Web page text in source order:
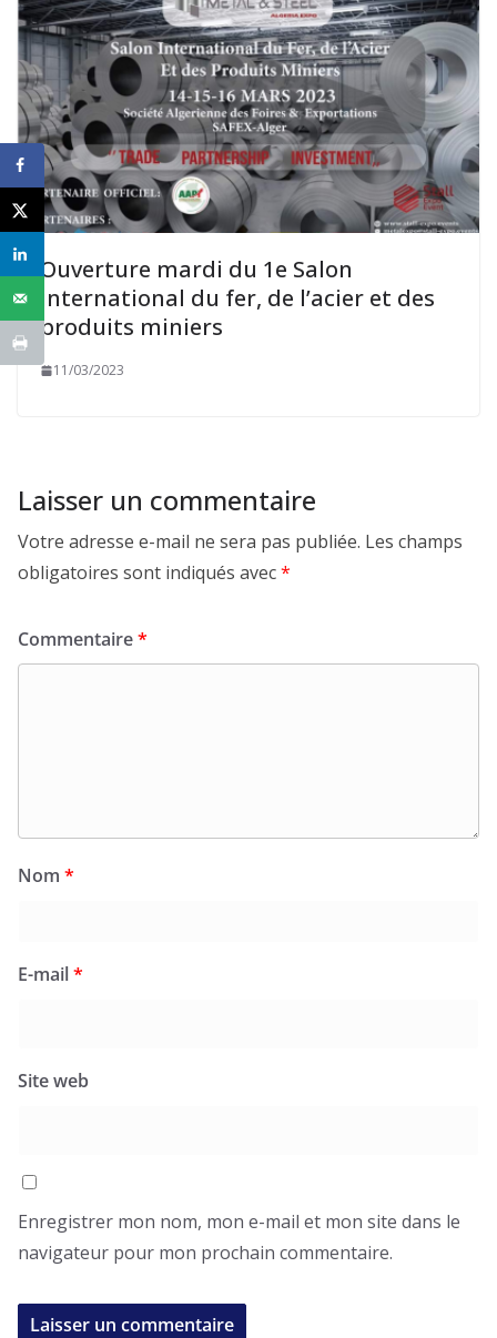
Ouverture mardi du 1e Salon
international du fer, de l’acier et des
produits miniers
11/03/2023
Laisser un commentaire
Votre adresse e-mail ne sera pas publiée. Les champs
obligatoires sont indiqués avec*
Commentaire*
Nom *
E-mail*
Site web
Enregistrer mon nom, mon e-mail et mon site dans le
navigateur pour mon prochain commentaire.